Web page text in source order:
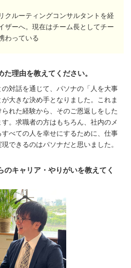
クルーティングコンサルタントを経
ザーへ。現在はチーム長としてチー
わっている
理由を教えてください。
対話を通じて、パソナの「人を大事
大きな決め手となりました。これま
れた経験から、そのご恩返しをした
。求職者の方はもちろん、社内のメ
べての人を幸せにするために、仕事
できるのはパソナだと思いました。
のキャリア・やりがいを教えてく